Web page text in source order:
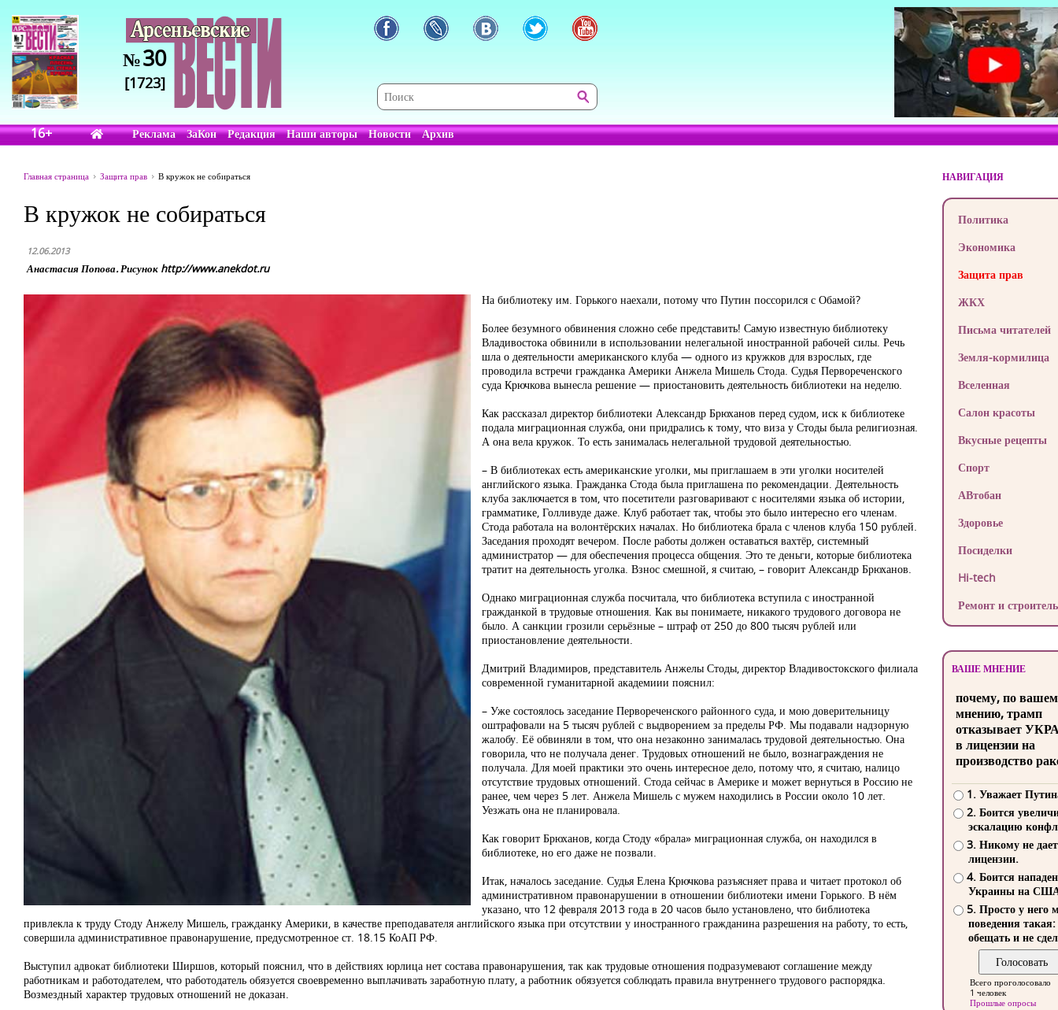
№30
[1723]
16+ Реклама ЗаКон Редакция Наши авторы Новости Архив
Главная страница Защита прав В кружок не собираться
В кружок не собираться
12.06.2013
Анастасия Попова. Рисунок http://www.anekdot.ru
На библиотеку им. Горького наехали, потому что Путин поссорился с Обамой?
Более безумного обвинения сложно себе представить! Самую известную библиотеку
Владивостока обвинили в использовании нелегальной иностранной рабочей силы. Речь
шла о деятельности американского клуба — одного из кружков для взрослых, где
проводила встречи гражданка Америки Анжела Мишель Стода. Судья Первореченского
суда Крючкова вынесла решение — приостановить деятельность библиотеки на неделю.
Как рассказал директор библиотеки Александр Брюханов перед судом, иск к библиотеке
подала миграционная служба, они придрались к тому, что виза у Стоды была религиозная.
А она вела кружок. То есть занималась нелегальной трудовой деятельностью.
– В библиотеках есть американские уголки, мы приглашаем в эти уголки носителей
английского языка. Гражданка Стода была приглашена по рекомендации. Деятельность
клуба заключается в том, что посетители разговаривают с носителями языка об истории,
грамматике, Голливуде даже. Клуб работает так, чтобы это было интересно его членам.
Стода работала на волонтёрских началах. Но библиотека брала с членов клуба 150 рублей.
Заседания проходят вечером. После работы должен оставаться вахтёр, системный
администратор — для обеспечения процесса общения. Это те деньги, которые библиотека
тратит на деятельность уголка. Взнос смешной, я считаю, – говорит Александр Брюханов.
Однако миграционная служба посчитала, что библиотека вступила с иностранной
гражданкой в трудовые отношения. Как вы понимаете, никакого трудового договора не
было. А санкции грозили серьёзные – штраф от 250 до 800 тысяч рублей или
приостановление деятельности.
Дмитрий Владимиров, представитель Анжелы Стоды, директор Владивостокского филиала
современной гуманитарной академиии пояснил:
– Уже состоялось заседание Первореченского районного суда, и мою доверительницу
оштрафовали на 5 тысяч рублей с выдворением за пределы РФ. Мы подавали надзорную
жалобу. Её обвиняли в том, что она незаконно занималась трудовой деятельностью. Она
говорила, что не получала денег. Трудовых отношений не было, вознаграждения не
получала. Для моей практики это очень интересное дело, потому что, я считаю, налицо
отсутствие трудовых отношений. Стода сейчас в Америке и может вернуться в Россию не
ранее, чем через 5 лет. Анжела Мишель с мужем находились в России около 10 лет.
Уезжать она не планировала.
Как говорит Брюханов, когда Стоду «брала» миграционная служба, он находился в
библиотеке, но его даже не позвали.
Итак, началось заседание. Судья Елена Крючкова разъясняет права и читает протокол об
административном правонарушении в отношении библиотеки имени Горького. В нём
указано, что 12 февраля 2013 года в 20 часов было установлено, что библиотека
привлекла к труду Стоду Анжелу Мишель, гражданку Америки, в качестве преподавателя английского языка при отсутствии у иностранного гражданина разрешения на работу, то есть,
совершила административное правонарушение, предусмотренное ст. 18.15 КоАП РФ.
Выступил адвокат библиотеки Ширшов, который пояснил, что в действиях юрлица нет состава правонарушения, так как трудовые отношения подразумевают соглашение между
работникам и работодателем, что работодатель обязуется своевременно выплачивать заработную плату, а работник обязуется соблюдать правила внутреннего трудового распорядка.
Возмездный характер трудовых отношений не доказан.
НАВИГАЦИЯ
Политика
Экономика
Защита прав
ЖКХ
Письма читателей
Земля-кормилица
Вселенная
Салон красоты
Вкусные рецепты
Спорт
АВтобан
Здоровье
Посиделки
Hi-tech
Ремонт и
ВАШЕ МНЕНИЕ
почему, по
мнению, трамп
отказывает
в лицензии на
производство
1. Уважает
2. Боится
эскалацию
3. Никому не
лицензии.
4. Боится
Украины на
5. Просто у него
поведения такая:
обещать и не
Всего проголосовало
1 человек
Прошлые опросы